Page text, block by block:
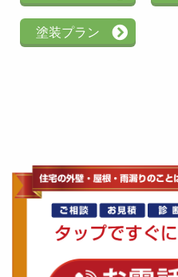
塗装プラン